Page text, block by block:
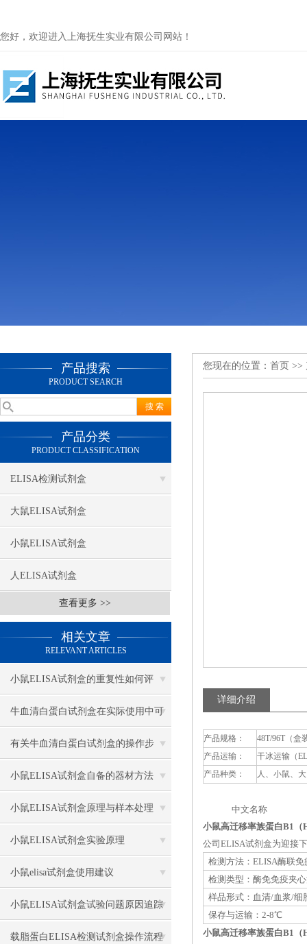
您好，欢迎进入上海抚生实业有限公司网站！
产品搜索
PRODUCT SEARCH
产品分类
PRODUCT CLASSIFICATION
ELISA检测试剂盒
大鼠ELISA试剂盒
小鼠ELISA试剂盒
人ELISA试剂盒
查看更多 >>
相关文章
RELEVANT ARTICLES
小鼠ELISA试剂盒的重复性如何评
估？
牛血清白蛋白试剂盒在实际使用中可
分为多种类型测定
有关牛血清白蛋白试剂盒的操作步
骤，以下有详细说明
小鼠ELISA试剂盒自备的器材方法
小鼠ELISA试剂盒原理与样本处理
小鼠ELISA试剂盒实验原理
小鼠elisa试剂盒使用建议
小鼠ELISA试剂盒试验问题原因追踪
载脂蛋白ELISA检测试剂盒操作流程
您现在的位置： 首页 >>
详细介绍
产品规格：
48T/96T（盒
产品运输：
干冰运输（
产品种类：
人、小鼠、
中文名称 英
小鼠高迁移率族蛋白B1
公司ELISA试剂盒为迎接
检测方法：ELISA酶联免
检测类型：酶免免疫夹
样品形式：血清/血浆/细
保存与运输：2-8℃
小鼠高迁移率族蛋白B1